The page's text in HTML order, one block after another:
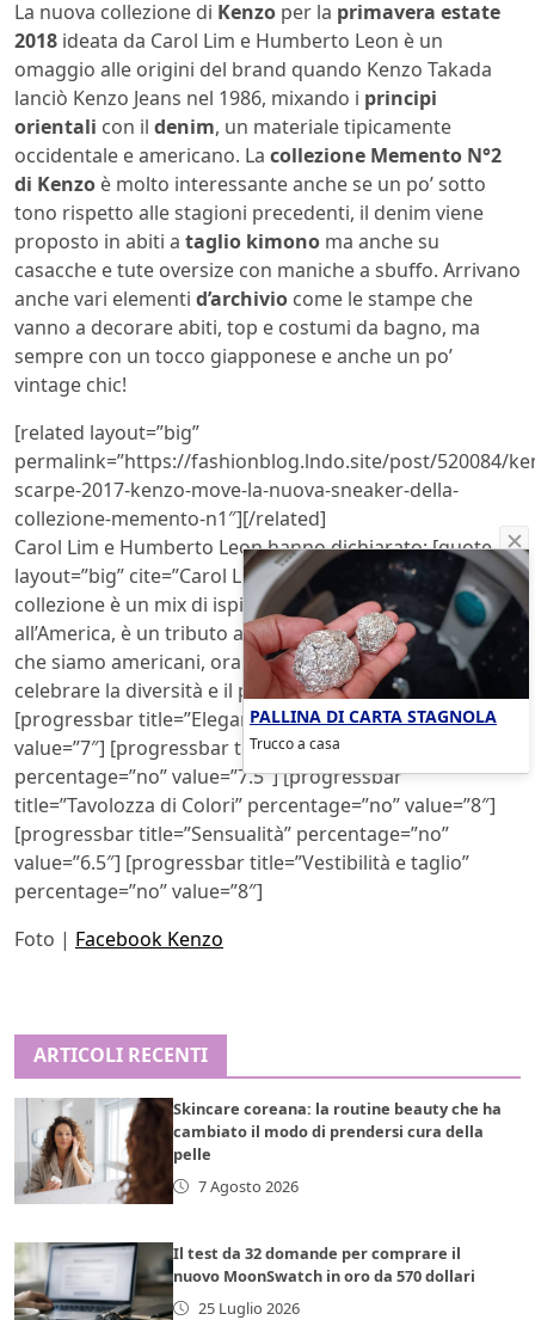
La nuova collezione di Kenzo per la primavera estate
2018 ideata da Carol Lim e Humberto Leon è un
omaggio alle origini del brand quando Kenzo Takada
lanciò Kenzo Jeans nel 1986, mixando i principi
orientali con il denim, un materiale tipicamente
occidentale e americano. La collezione Memento N°2
di Kenzo è molto interessante anche se un po’ sotto
tono rispetto alle stagioni precedenti, il denim viene
proposto in abiti a taglio kimono ma anche su
casacche e tute oversize con maniche a sbuffo. Arrivano
anche vari elementi d’archivio come le stampe che
vanno a decorare abiti, top e costumi da bagno, ma
sempre con un tocco giapponese e anche un po’
vintage chic!
[related layout=”big”
permalink=”https://fashionblog.lndo.site/post/520084/
scarpe-2017-kenzo-move-la-nuova-sneaker-della-
collezione-memento-n1″][/related]
Carol Lim e Humberto Leon hanno dichiarato: [quote
layout=”big” cite=”Carol Lim e Humberto Leon]”Questa
collezione è un mix di ispirazioni dall’Asia fino
all’America, è un tributo all’auto-espressione. Per noi,
che siamo americani, ora più che mai, è il momento di
celebrare la diversità e il pensiero libero”.[/quote]
[progressbar title=”Eleganza” percentage=”no”
value=”7″] [progressbar title=”Originalità”
percentage=”no” value=”7.5″] [progressbar
title=”Tavolozza di Colori” percentage=”no” value=”8″]
[progressbar title=”Sensualità” percentage=”no”
value=”6.5″] [progressbar title=”Vestibilità e taglio”
percentage=”no” value=”8″]
Foto | Facebook Kenzo
ARTICOLI RECENTI
Skincare coreana: la routine beauty che ha
cambiato il modo di prendersi cura della
pelle
7 Agosto 2026
Il test da 32 domande per comprare il
nuovo MoonSwatch in oro da 570 dollari
25 Luglio 2026
PALLINA DI CARTA STAGNOLA
Trucco a casa